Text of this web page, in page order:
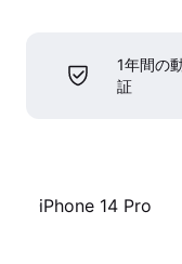
1年間の
証
iPhone 14 Pro